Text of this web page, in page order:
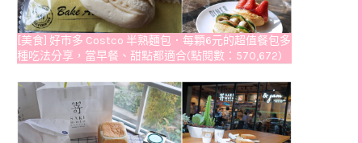
[美食] 好市多 Costco 半熟麵包．每顆6元的超值餐包多
種吃法分享，當早餐、甜點都適合(點閱數：570,672)